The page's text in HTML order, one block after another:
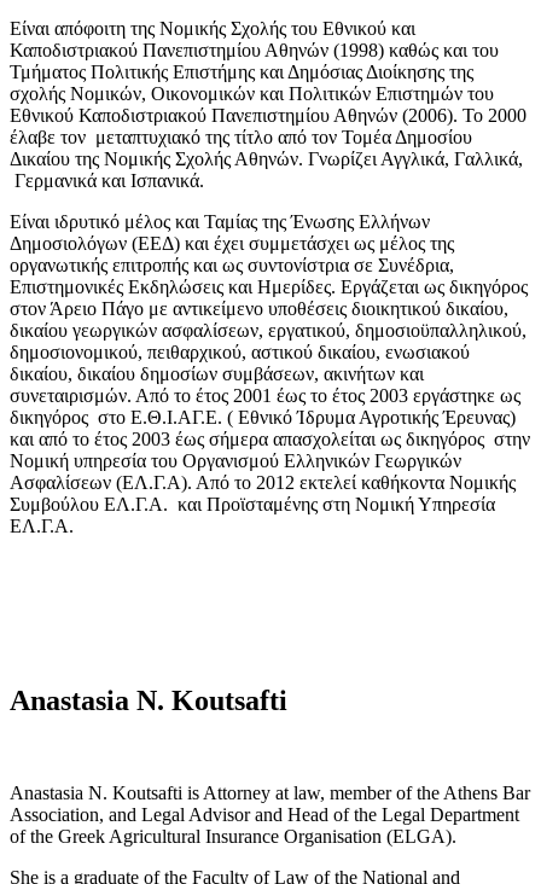
Είναι απόφοιτη της Νομικής Σχολής του Εθνικού και
Καποδιστριακού Πανεπιστημίου Αθηνών (1998) καθώς και του
Τμήματος Πολιτικής Επιστήμης και Δημόσιας Διοίκησης της
σχολής Νομικών, Οικονομικών και Πολιτικών Επιστημών του
Εθνικού Καποδιστριακού Πανεπιστημίου Αθηνών (2006). To 2000
έλαβε τον μεταπτυχιακό της τίτλο από τον Τομέα Δημοσίου
Δικαίου της Νομικής Σχολής Αθηνών. Γνωρίζει Αγγλικά, Γαλλικά,
Γερμανικά και Ισπανικά.
Είναι ιδρυτικό μέλος και Ταμίας της Ένωσης Ελλήνων
Δημοσιολόγων (ΕΕΔ) και έχει συμμετάσχει ως μέλος της
οργανωτικής επιτροπής και ως συντονίστρια σε Συνέδρια,
Επιστημονικές Εκδηλώσεις και Ημερίδες. Εργάζεται ως δικηγόρος
στον Άρειο Πάγο με αντικείμενο υποθέσεις διοικητικού δικαίου,
δικαίου γεωργικών ασφαλίσεων, εργατικού, δημοσιοϋπαλληλικού,
δημοσιονομικού, πειθαρχικού, αστικού δικαίου, ενωσιακού
δικαίου, δικαίου δημοσίων συμβάσεων, ακινήτων και
συνεταιρισμών. Από το έτος 2001 έως το έτος 2003 εργάστηκε ως
δικηγόρος στο Ε.Θ.Ι.ΑΓ.Ε. ( Εθνικό Ίδρυμα Αγροτικής Έρευνας)
και από το έτος 2003 έως σήμερα απασχολείται ως δικηγόρος στην
Νομική υπηρεσία του Οργανισμού Ελληνικών Γεωργικών
Ασφαλίσεων (ΕΛ.Γ.Α). Από το 2012 εκτελεί καθήκοντα Νομικής
Συμβούλου ΕΛ.Γ.Α. και Προϊσταμένης στη Νομική Υπηρεσία
ΕΛ.Γ.Α.
Anastasia N. Koutsafti
Anastasia N. Koutsafti is Attorney at law, member of the Athens Bar
Association, and Legal Advisor and Head of the Legal Department
of the Greek Agricultural Insurance Organisation (ELGA).
She is a graduate of the Faculty of Law of the National and